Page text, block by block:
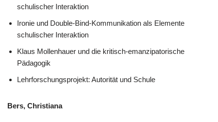
schulischer Interaktion
Ironie und Double-Bind-Kommunikation als Elemente
schulischer Interaktion
Klaus Mollenhauer und die kritisch-emanzipatorische
Pädagogik
Lehrforschungsprojekt: Autorität und Schule
Bers, Christiana